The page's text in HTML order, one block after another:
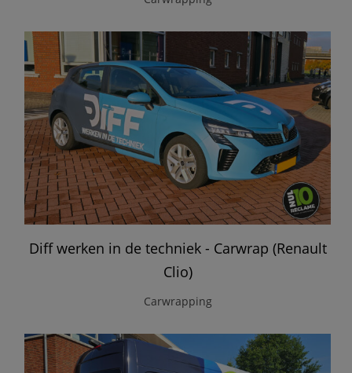
Diff werken in de techniek - Carwrap (Renault
Clio)
Carwrapping